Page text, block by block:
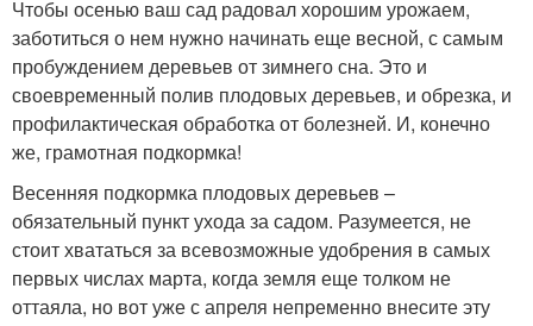
Чтобы осенью ваш сад радовал хорошим урожаем,
заботиться о нем нужно начинать еще весной, с самым
пробуждением деревьев от зимнего сна. Это и
своевременный полив плодовых деревьев, и обрезка, и
профилактическая обработка от болезней. И, конечно
же, грамотная подкормка!
Весенняя подкормка плодовых деревьев –
обязательный пункт ухода за садом. Разумеется, не
стоит хвататься за всевозможные удобрения в самых
первых числах марта, когда земля еще толком не
оттаяла, но вот уже с апреля непременно внесите эту